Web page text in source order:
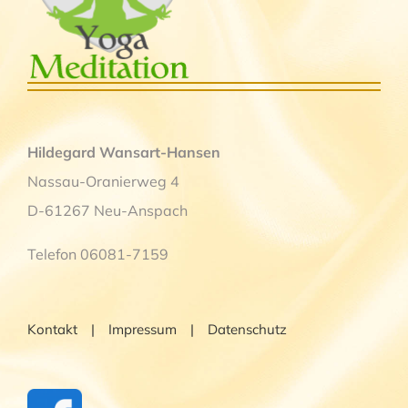
Hildegard Wansart-Hansen
Nassau-Oranierweg 4
D-61267 Neu-Anspach
Telefon 06081-7159
Kontakt Impressum Datenschutz